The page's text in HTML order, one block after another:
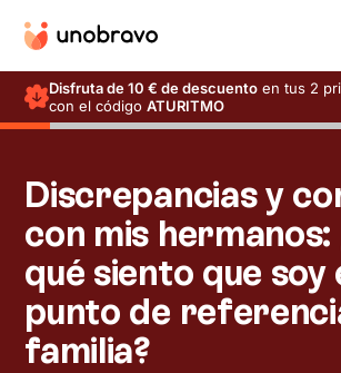
Disfruta de 10 € de descuento en tus 2
con el códigoATURITMO
Discrepancias y
con mis
qué siento que soy
punto de
familia?